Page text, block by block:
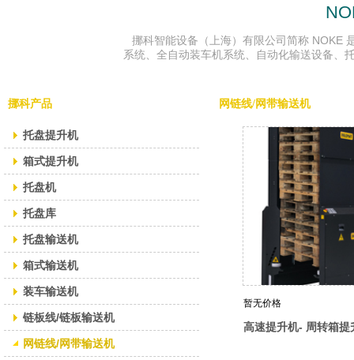
挪科智能设备（上海）有限公司简称 NOKE
系统、全自动装车机系统、自动化输送设备、
挪科产品
托盘提升机
箱式提升机
托盘机
托盘库
托盘输送机
箱式输送机
装车输送机
链板线/链板输送机
网链线/网带输送机
网链线/网带输送机
暂无价格
高速提升机- 周转箱提